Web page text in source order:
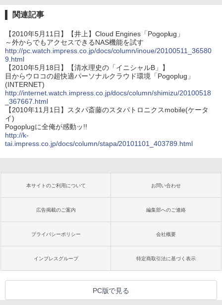
関連記事
【2010年5月11日】【井上】Cloud Engines「Pogoplug」
～外からでもアクセスできるNAS機能を試す
http://pc.watch.impress.co.jp/docs/column/inoue/20100511_36580
9.html
【2010年5月18日】【清水理史の「イニシャルB」】
目からウロコの超快適パーソナルクラウド環境「Pogoplug」
(INTERNET)
http://internet.watch.impress.co.jp/docs/column/shimizu/20100518
_367667.html
【2010年11月1日】スタパ斎藤のスタパトロニクスmobile(ケータ
イ)
Pogoplugに全俺が感動ッ!!
http://k-
tai.impress.co.jp/docs/column/stapa/20101101_403789.html
本サイトのご利用について お問い合わせ
広告掲載のご案内 編集部へのご連絡
プライバシーポリシー 会社概要
インプレスグループ 特定商取引法に基づく表示
PC版で見る